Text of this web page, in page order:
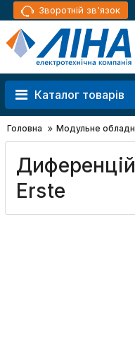
Зворотній зв'язок
Каталог товарів
Головна Модульне
Erste